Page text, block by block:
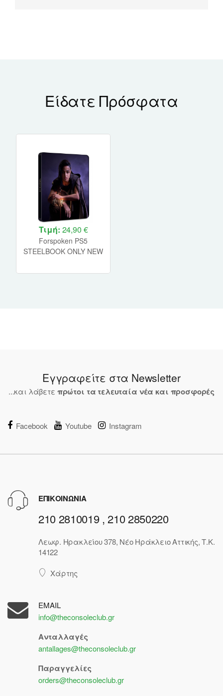
Είδατε Πρόσφατα
Τιμή: 24,90 €
Forspoken PS5
STEELBOOK ONLY NEW
Εγγραφείτε στα Newsletter
...και λάβετε πρώτοι τα τελευταία νέα και προσφορές
Facebook Youtube Instagram
ΕΠΙΚΟΙΝΩΝΙΑ
210 2810019 , 210 2850220
Λεωφ. Ηρακλείου 378, Νέο Ηράκλειο Αττικής, Τ.Κ.
14122
Χάρτης
EMAIL
info@theconsoleclub.gr
Ανταλλαγές
antallages@theconsoleclub.gr
Παραγγελίες
orders@theconsoleclub.gr